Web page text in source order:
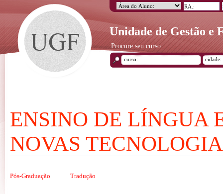
Unidade de Gestão e
Procure seu curso:
ENSINO DE LÍNGUA
NOVAS
Pós-Graduação Tradução